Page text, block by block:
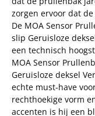
zorgen ervoor dat
De MOA Sensor
slip Geruisloze
een technisch
MOA Sensor
Geruisloze deksel
echte must-have
rechthoekige vorm
accenten is hij een